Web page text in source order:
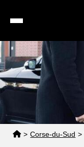
> Corse-du-Sud >